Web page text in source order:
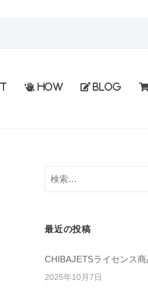
HOW BLOG
最近の投稿
CHIBAJETSライセンス
2025年10月7日